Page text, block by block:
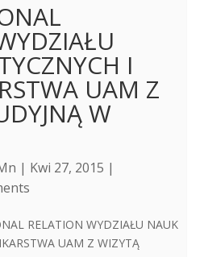
I
UAM Z
W
| Kwi 27, 2015 |